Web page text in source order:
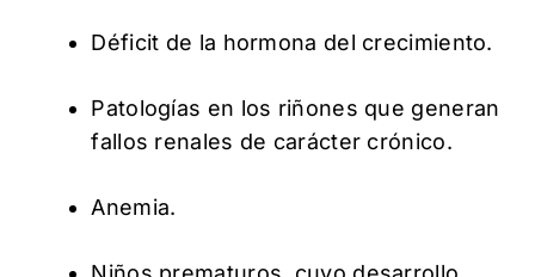
Déficit de la hormona del crecimiento.
Patologías en los riñones que generan
fallos renales de carácter crónico.
Anemia.